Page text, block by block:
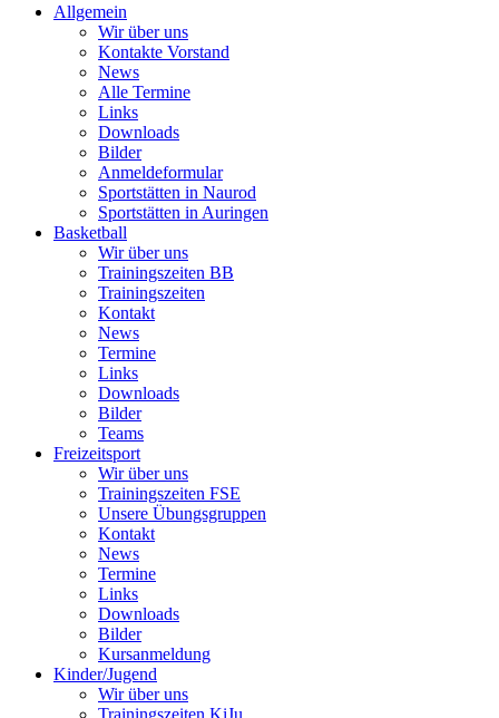
Allgemein
Wir über uns
Kontakte Vorstand
News
Alle Termine
Links
Downloads
Bilder
Anmeldeformular
Sportstätten in Naurod
Sportstätten in Auringen
Basketball
Wir über uns
Trainingszeiten BB
Trainingszeiten
Kontakt
News
Termine
Links
Downloads
Bilder
Teams
Freizeitsport
Wir über uns
Trainingszeiten FSE
Unsere Übungsgruppen
Kontakt
News
Termine
Links
Downloads
Bilder
Kursanmeldung
Kinder/Jugend
Wir über uns
Trainingszeiten KiJu